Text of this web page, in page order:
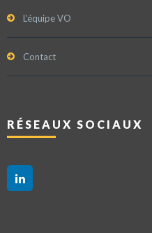
L’équipe VO
Contact
RÉSEAUX SOCIAUX